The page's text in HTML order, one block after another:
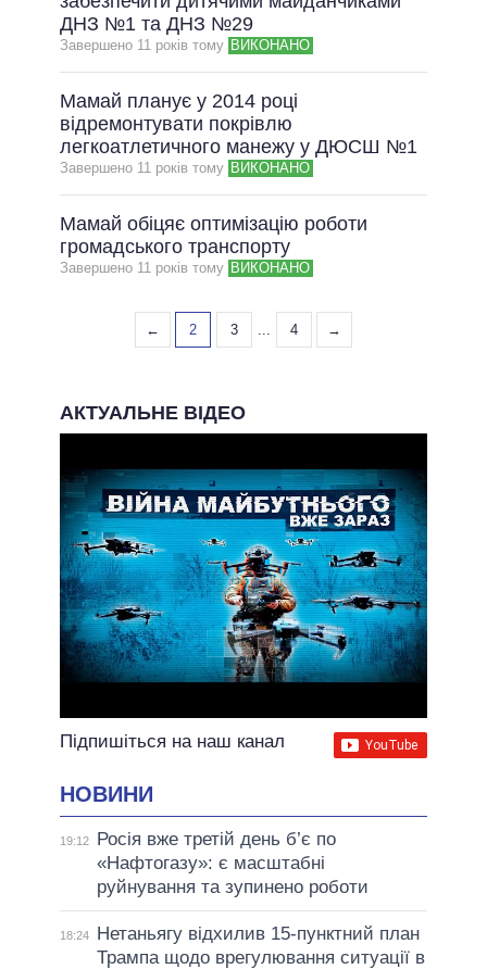
ДНЗ №1 та ДНЗ №29
Завершено 11 рокiв тому ВИКОНАНО
Мамай планує у 2014 році
відремонтувати покрівлю
легкоатлетичного манежу у ДЮСШ №1
Завершено 11 рокiв тому ВИКОНАНО
Мамай обіцяє оптимізацію роботи
громадського транспорту
Завершено 11 рокiв тому ВИКОНАНО
← 2 3 ... 4 →
АКТУАЛЬНЕ ВІДЕО
Підпишіться на наш канал
НОВИНИ
19:12
Росія вже третій день б’є по
«Нафтогазу»: є масштабні
руйнування та зупинено роботи
18:24
Нетаньягу відхилив 15-пунктний план
Трампа щодо врегулювання ситуації в